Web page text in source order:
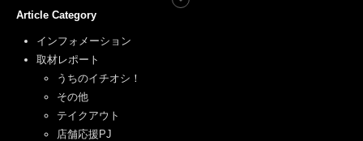
Article Category
インフォメーション
取材レポート
うちのイチオシ！
その他
テイクアウト
店舗応援PJ